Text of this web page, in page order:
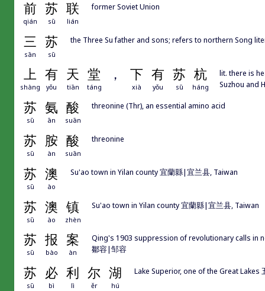
前 苏 联
qián sū lián
former Soviet Union
三 苏
sān sū
the Three Su father and sons; refers to northern Song
上 有 天 堂 ， 下 有 苏 杭
shàng yǒu tiān táng xià yǒu sū háng
lit. there is
Suzhou and
苏 氨 酸
sū ān suān
threonine (Thr), an essential amino acid
苏 胺 酸
sū àn suān
threonine
苏 澳
sū ào
Su'ao town in Yilan county 宜蘭縣|宜兰县, Taiwan
苏 澳 镇
sū ào zhèn
Su'ao town in Yilan county 宜蘭縣|宜兰县, Taiwan
苏 报 案
sū bào àn
Qing's 1903 suppression of revolutionary calls in
鄒容|邹容
苏 必 利 尔 湖
sū bì lì ěr hú
Lake Superior, one of the Great Lakes